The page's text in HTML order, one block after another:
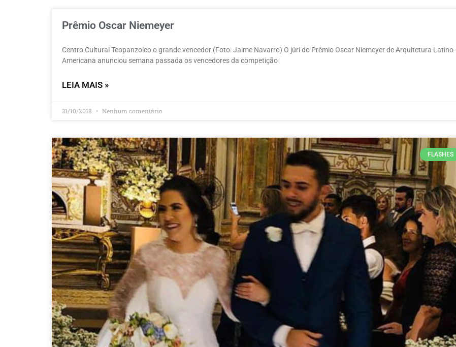
Prêmio Oscar Niemeyer
Centro Cultural Teopanzolco o grande vencedor (Foto: Jaime Navarro) O júri do Prêmio Oscar Niemeyer de Arquitetura Latino-
Americana anunciou semana passada os vencedores da competição
LEIA MAIS »
31/10/2018 Nenhum comentário
FLASHES